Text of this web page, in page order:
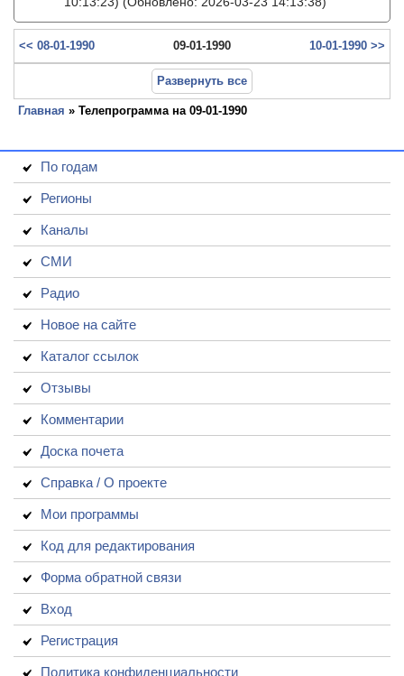
<< 08-01-1990 09-01-1990 10-01-1990 >>
Развернуть все
Главная » Телепрограмма на 09-01-1990
По годам
Регионы
Каналы
СМИ
Радио
Новое на сайте
Каталог ссылок
Отзывы
Комментарии
Доска почета
Справка / О проекте
Мои программы
Код для редактирования
Форма обратной связи
Вход
Регистрация
Политика конфиденциальности